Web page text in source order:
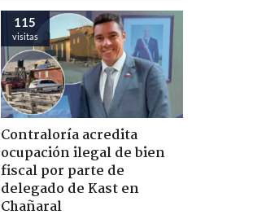
115
visitas
Contraloría acredita
ocupación ilegal de bien
fiscal por parte de
delegado de Kast en
Chañaral